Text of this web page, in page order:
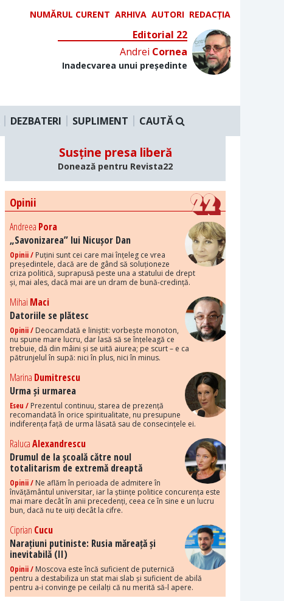
NUMĂRUL CURENT ARHIVA AUTORI REDACȚIA
Editorial 22
Andrei Cornea
Inadecvarea unui președinte
DEZBATERI SUPLIMENT CAUTĂ
Susține presa liberă
Donează pentru Revista22
Opinii
Andreea Pora
„Savonizarea” lui Nicușor Dan
Opinii / Puțini sunt cei care mai înțeleg ce vrea
președintele, dacă are de gând să soluționeze
criza politică, suprapusă peste una a statului de drept
și, mai ales, dacă mai are un dram de bună-credință.
Mihai Maci
Datoriile se plătesc
Opinii / Deocamdată e liniștit: vorbește monoton,
nu spune mare lucru, dar lasă să se înțeleagă ce
trebuie, dă din mâini și se uită aiurea; pe scurt – e ca
pătrunjelul în supă: nici în plus, nici în minus.
Marina Dumitrescu
Urma și urmarea
Eseu / Prezentul continuu, starea de prezență
recomandată în orice spiritualitate, nu presupune
indiferența față de urma lăsată sau de consecințele ei.
RalucaAlexandrescu
Drumul de la școală către noul
totalitarism de extremă dreaptă
Opinii / Ne aflăm în perioada de admitere în
învățământul universitar, iar la științe politice concurența este
mai mare decât în anii precedenți, ceea ce în sine e un lucru
bun, dacă nu te uiți decât la cifre.
Ciprian Cucu
Narațiuni putiniste: Rusia măreață și
inevitabilă (II)
Opinii / Moscova este încă suficient de puternică
pentru a destabiliza un stat mai slab și suficient de abilă
pentru a-i convinge pe ceilalți că nu merită să-l apere.